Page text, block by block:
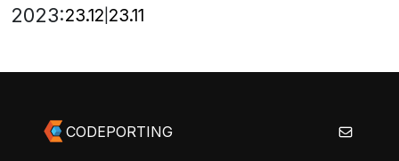
2023:23.12 23.11
CODEPORTING